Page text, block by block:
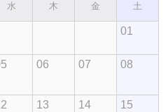
水 木 金 土
01
06 07 08
13 14 15